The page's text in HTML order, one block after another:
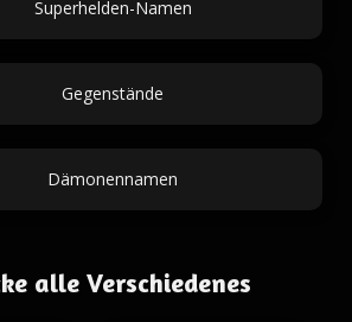
Superhelden-Namen
Gegenstände
Dämonennamen
alle Verschiedenes